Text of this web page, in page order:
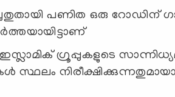
പണിത ഒരു റോഡിന്
ഗ്രൂപ്പുകളുടെ
സ്ഥലം